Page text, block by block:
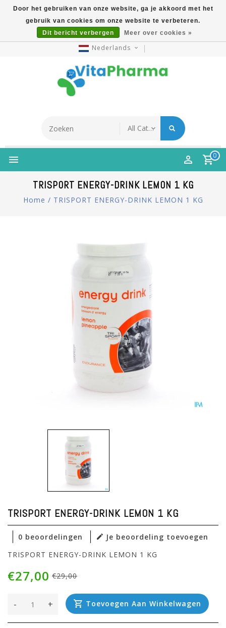
5% Korting Na Aanmelding Op Nieuwsbrief | Gratis
Verzending Vanaf €49 | Online Sinds 2007
Nederlands
0
TRISPORT ENERGY-DRINK LEMON 1 KG
Home / TRISPORT ENERGY-DRINK LEMON 1 KG
TRISPORT ENERGY-DRINK LEMON 1 KG
0 beoordelingen
Je beoordeling toevoegen
TRISPORT ENERGY-DRINK LEMON 1 KG
€29,00
€27,00
+
- Toevoegen Aan Winkelwagen
Door het gebruiken van onze website, ga je akkoord met het
gebruik van cookies om onze website te verbeteren.
Dit bericht verbergen
Meer over cookies »